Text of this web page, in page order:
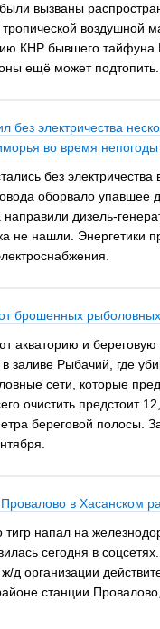
вызваны
воздушной
КНР бывшего тайфуна
ещё может подтопить.
без электричества
во время непогоды
без
оборвало упавшее
направили дизель-
не нашли. Энергетики
брошенных рыболовных
акваторию и
заливе Рыбачий, где
сети, которые
очистить предстоит
береговой полосы.
в Хасанском
напал на
сегодня в
д организации
станции